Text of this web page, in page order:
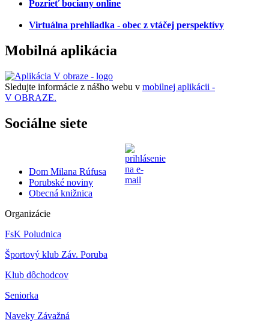
Pozrieť bociany online
Virtuálna prehliadka - obec z vtáčej perspektívy
Mobilná aplikácia
Sledujte informácie z nášho webu v mobilnej aplikácii -
V OBRAZE.
Sociálne siete
Dom Milana Rúfusa
Porubské noviny
Obecná knižnica
Organizácie
FsK Poludnica
Športový klub Záv. Poruba
Klub dôchodcov
Seniorka
Naveky Závažná